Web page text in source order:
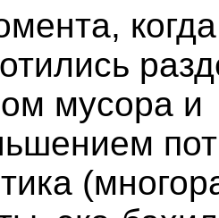
мусора и